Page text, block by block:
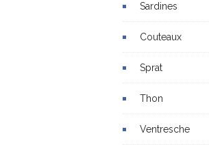
Sardines
Couteaux
Sprat
Thon
Ventresche